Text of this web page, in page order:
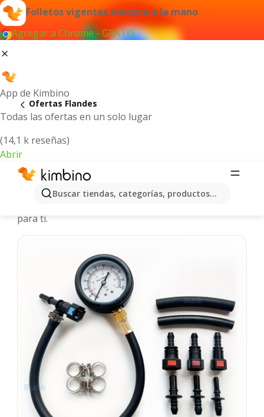
Folletos vigentes siempre a la mano
Agregar a Chrome - GRATIS
App de Kimbino
Todas las ofertas en un solo lugar
(14,1 k reseñas)
Abrir
Buscar tiendas, categorías, productos...
Ofertas Flandes
Flandes - Catálogos de ofertas
para ti.